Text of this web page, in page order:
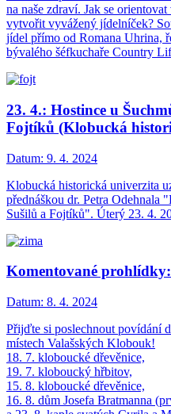
na naše zdraví. Jak se
vytvořit vyvážený jídelníček?
jídel přímo od Romana Uhrina,
bývalého šéfkuchaře Country
23. 4.: Hostince u
Fojtíků (Klobucká
Datum: 9. 4. 2024
Klobucká historická univerzita
přednáškou dr. Petra Odehnala
Sušilů a Fojtíků". Úterý 23. 4.
Komentované
Datum: 8. 4. 2024
Přijďte si poslechnout povídání
místech Valašských Klobouk!
18. 7. kloboucké dřevěnice,
19. 7. kloboucký hřbitov,
15. 8. kloboucké dřevěnice,
16. 8. dům Josefa Bratmanna